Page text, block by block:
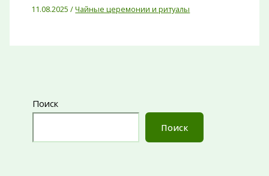
11.08.2025/Чайные церемонии и ритуалы
Поиск
Поиск